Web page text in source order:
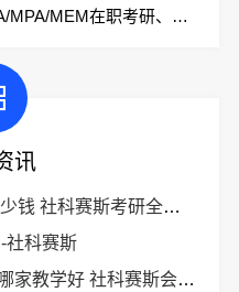
主营业务：考研全程班、MBA/MPA/MEM在职考研、会计专硕、考研集训营
讯
赛斯考研全年魔鬼集训营
社科赛斯
斯会计专硕考研五位一体循环教学